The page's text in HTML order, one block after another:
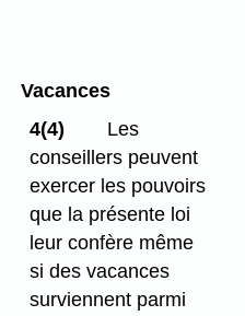
Vacances
4(4)
Les
conseillers peuvent
exercer les pouvoirs
que la présente loi
leur confère même
si des vacances
surviennent parmi